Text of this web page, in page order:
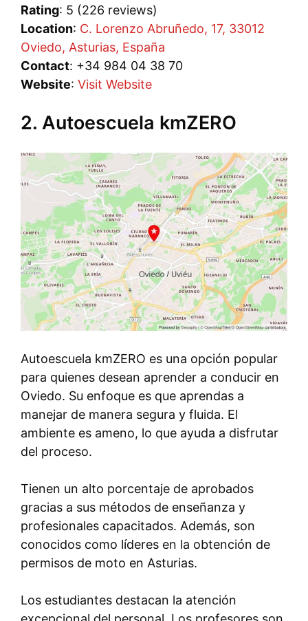
Rating: 5 (226 reviews)
Location: C. Lorenzo Abruñedo, 17, 33012
Oviedo, Asturias, España
Contact: +34 984 04 38 70
Website: Visit Website
2. Autoescuela kmZERO
Autoescuela kmZERO es una opción popular
para quienes desean aprender a conducir en
Oviedo. Su enfoque es que aprendas a
manejar de manera segura y fluida. El
ambiente es ameno, lo que ayuda a disfrutar
del proceso.
Tienen un alto porcentaje de aprobados
gracias a sus métodos de enseñanza y
profesionales capacitados. Además, son
conocidos como líderes en la obtención de
permisos de moto en Asturias.
Los estudiantes destacan la atención